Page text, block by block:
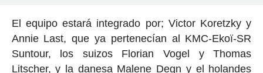
El equipo estará integrado por; Victor Koretzky y
Annie Last, que ya pertenecían al KMC-Ekoï-SR
Suntour, los suizos Florian Vogel y Thomas
Litscher, y la danesa Malene Degn y el holandes